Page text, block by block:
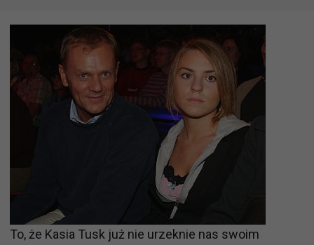
To, że Kasia Tusk już nie urzeknie nas swoim